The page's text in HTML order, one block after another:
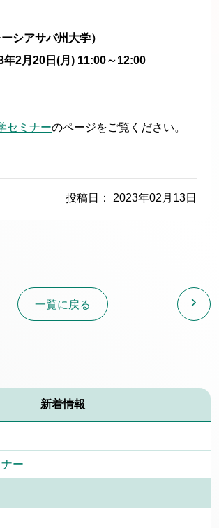
サバ州大学）
年2月20日(月) 11:00～12:00
セミナーのページをご覧ください。
投稿日： 2023年02月13日
一覧に戻る chevron_right
新着情報
ー